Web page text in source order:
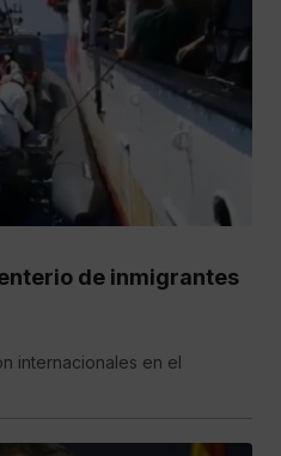
de inmigrantes
internacionales en el